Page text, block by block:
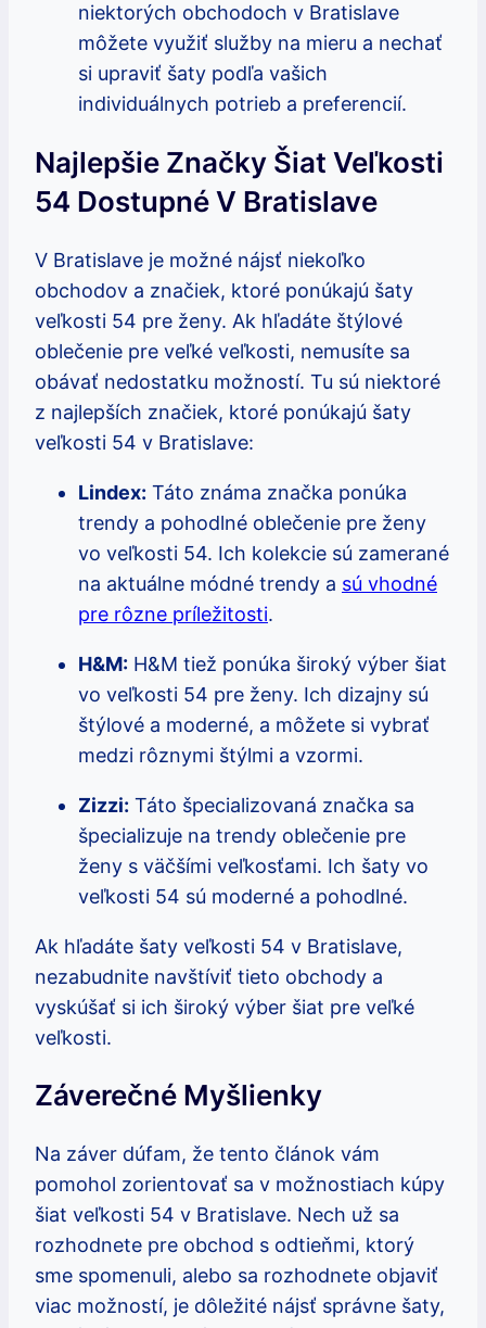
niektorých obchodoch v Bratislave
môžete využiť služby na mieru a nechať
si upraviť šaty podľa vašich
individuálnych potrieb a preferencií.
Najlepšie Značky Šiat Veľkosti
54 Dostupné V Bratislave
V Bratislave je možné nájsť niekoľko
obchodov a značiek, ktoré ponúkajú šaty
veľkosti 54 pre ženy. Ak hľadáte štýlové
oblečenie pre veľké veľkosti, nemusíte sa
obávať nedostatku možností. Tu sú niektoré
z najlepších značiek, ktoré ponúkajú šaty
veľkosti 54 v Bratislave:
Lindex: Táto známa značka ponúka
trendy a pohodlné oblečenie pre ženy
vo veľkosti 54. Ich kolekcie sú zamerané
na aktuálne módné trendy a sú vhodné
pre rôzne príležitosti.
H&M: H&M tiež ponúka široký výber šiat
vo veľkosti 54 pre ženy. Ich dizajny sú
štýlové a moderné, a môžete si vybrať
medzi rôznymi štýlmi a vzormi.
Zizzi: Táto špecializovaná značka sa
špecializuje na trendy oblečenie pre
ženy s väčšími veľkosťami. Ich šaty vo
veľkosti 54 sú moderné a pohodlné.
Ak hľadáte šaty veľkosti 54 v Bratislave,
nezabudnite navštíviť tieto obchody a
vyskúšať si ich široký výber šiat pre veľké
veľkosti.
Záverečné Myšlienky
Na záver dúfam, že tento článok vám
pomohol zorientovať sa v možnostiach kúpy
šiat veľkosti 54 v Bratislave. Nech už sa
rozhodnete pre obchod s odtieňmi, ktorý
sme spomenuli, alebo sa rozhodnete objaviť
viac možností, je dôležité nájsť správne šaty,